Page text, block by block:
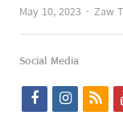
May 10, 2023
Zaw
Social Media
f
i
r